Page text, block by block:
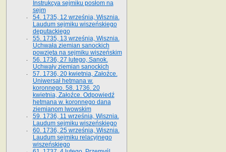
Instrukcya sejmiku posłom na
sejm
54. 1735, 12 września, Wisznia.
Laudum sejmiku wiszeńskiego
deputackiego
55. 1735, 13 września, Wisznia.
Uchwała ziemian sanockich
powzięta na sejmiku wiszeńskim
56. 1736, 27 lutego, Sanok.
Uchwały ziemian sanockich
57. 1736, 20 kwietnia, Załoźce.
Uniwersał hetmana w.
koronnego. 58. 1736. 20
kwietnia, Załoźce. Odpowiedź
hetmana w. koronnego dana
ziemianom lwowskim
59. 1736, 11 września, Wisznia.
Laudum sejmiku wiszeńskiego
60. 1736, 25 września, Wisznia.
Laudum sejmiku relacyjnego
wiszeńskiego